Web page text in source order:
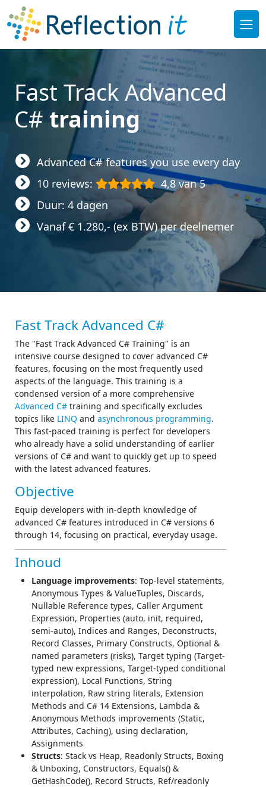
Fast Track Advanced
C#training
Advanced C# features you use every day
10 reviews:
4,8 van 5
Duur: 4 dagen
Vanaf € 1.280,- (ex BTW) per deelnemer
Fast Track Advanced C#
The "Fast Track Advanced C# Training" is an
intensive course designed to cover advanced C#
features, focusing on the most frequently used
aspects of the language. This training is a
condensed version of a more comprehensive
Advanced C# training and specifically excludes
topics like LINQ and asynchronous programming.
This fast-paced training is perfect for developers
who already have a solid understanding of earlier
versions of C# and want to quickly get up to speed
with the latest advanced features.
Objective
Equip developers with in-depth knowledge of
advanced C# features introduced in C# versions 6
through 14, focusing on practical, everyday usage.
Inhoud
Language improvements: Top-level statements,
Anonymous Types & ValueTuples, Discards,
Nullable Reference types, Caller Argument
Expression, Properties (auto, init, required,
semi-auto), Indices and Ranges, Deconstructs,
Record Classes, Primary Constructs, Optional &
named parameters (risks), Target typing (Target-
typed new expressions, Target-typed conditional
expression), Local Functions, String
interpolation, Raw string literals, Extension
Methods and C# 14 Extensions, Lambda &
Anonymous Methods improvements (Static,
Attributes, Caching), using declaration,
Assignments
Structs: Stack vs Heap, Readonly Structs, Boxing
& Unboxing, Constructors, Equals() &
GetHashCode(), Record Structs, Ref/readonly